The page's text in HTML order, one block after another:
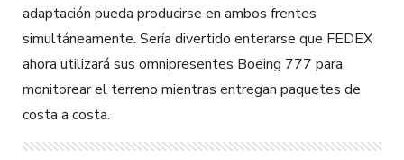
adaptación pueda producirse en ambos frentes
simultáneamente. Sería divertido enterarse que FEDEX
ahora utilizará sus omnipresentes Boeing 777 para
monitorear el terreno mientras entregan paquetes de
costa a costa.